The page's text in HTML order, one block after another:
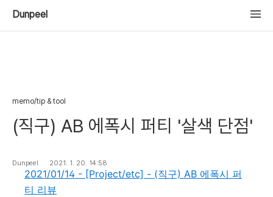
Dunpeel
memo/tip & tool
(직구) AB 에폭시 퍼티 '살색 단점'
Dunpeel 2021. 1. 20. 14:58
2021/01/14 - [Project/etc] - (직구) AB 에폭시 퍼
티 리뷰